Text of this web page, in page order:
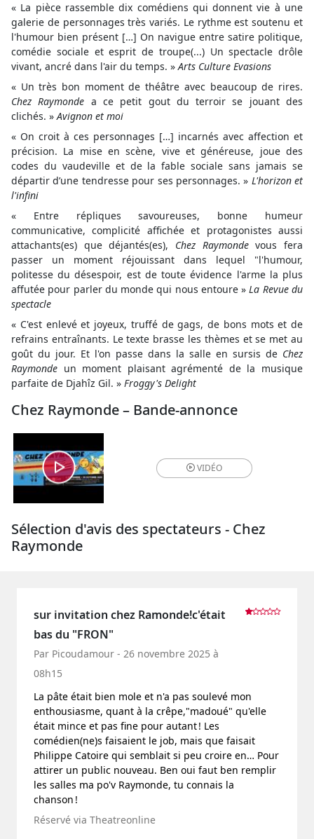
« La pièce rassemble dix comédiens qui donnent vie à une
galerie de personnages très variés. Le rythme est soutenu et
l'humour bien présent […] On navigue entre satire politique,
comédie sociale et esprit de troupe(...) Un spectacle drôle
vivant, ancré dans l'air du temps. »Arts Culture Evasions
« Un très bon moment de théâtre avec beaucoup de rires.
Chez Raymonde a ce petit gout du terroir se jouant des
clichés. »Avignon et moi
« On croit à ces personnages […] incarnés avec affection et
précision. La mise en scène, vive et généreuse, joue des
codes du vaudeville et de la fable sociale sans jamais se
départir d’une tendresse pour ses personnages. » L'horizon et
l'infini
« Entre répliques savoureuses, bonne humeur
communicative, complicité affichée et protagonistes aussi
attachants(es) que déjantés(es), Chez Raymondevous fera
passer un moment réjouissant dans lequel "l'humour,
politesse du désespoir, est de toute évidence l'arme la plus
affutée pour parler du monde qui nous entoure »La Revue du
spectacle
« C'est enlevé et joyeux, truffé de gags, de bons mots et de
refrains entraînants. Le texte brasse les thèmes et se met au
goût du jour. Et l'on passe dans la salle en sursis de Chez
Raymonde un moment plaisant agrémenté de la musique
parfaite de Djahîz Gil. » Froggy's Delight
Chez Raymonde – Bande-annonce
VIDÉO
Sélection d'avis des spectateurs - Chez
Raymonde
sur invitation chez Ramonde!c'était
bas du "FRON"
Par Picoudamour - 26 novembre 2025 à
08h15
La pâte était bien mole et n'a pas soulevé mon
enthousiasme, quant à la crêpe,"madoué" qu'elle
était mince et pas fine pour autant ! Les
comédien(ne)s faisaient le job, mais que faisait
Philippe Catoire qui semblait si peu croire en… Pour
attirer un public nouveau. Ben oui faut ben remplir
les salles ma po'v Raymonde, tu connais la
chanson !
Réservé via Theatreonline